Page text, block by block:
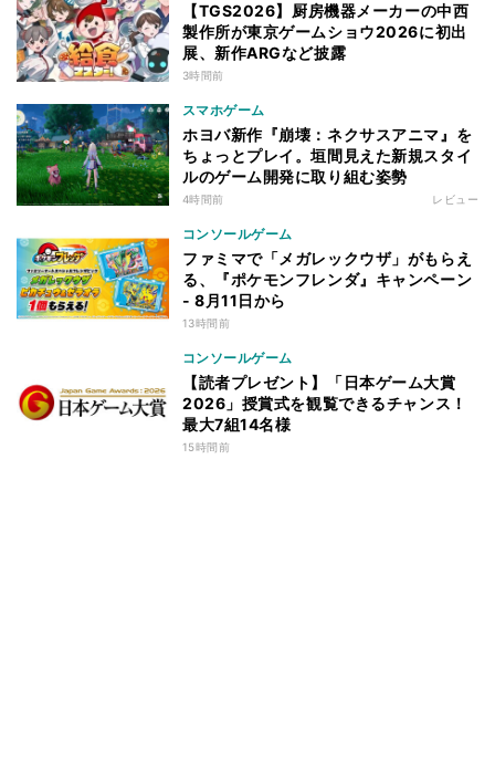
【TGS2026】厨房機器メーカーの中西
製作所が東京ゲームショウ2026に初出
展、新作ARGなど披露
3時間前
スマホゲーム
ホヨバ新作『崩壊：ネクサスアニマ』を
ちょっとプレイ。垣間見えた新規スタイ
ルのゲーム開発に取り組む姿勢
4時間前 レビュー
コンソールゲーム
ファミマで「メガレックウザ」がもらえ
る、『ポケモンフレンダ』キャンペーン
- 8月11日から
13時間前
コンソールゲーム
【読者プレゼント】「日本ゲーム大賞
2026」授賞式を観覧できるチャンス！
最大7組14名様
15時間前